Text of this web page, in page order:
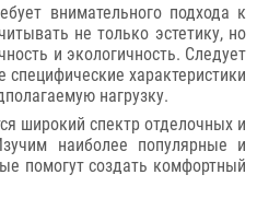
внимательного подхода к
не только эстетику, но
и экологичность. Следует
характеристики
нагрузку.
широкий спектр отделочных и
наиболее популярные и
помогут создать комфортный